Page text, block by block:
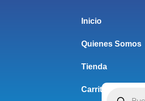
Inicio
Quienes Somos
Tienda
Carrito